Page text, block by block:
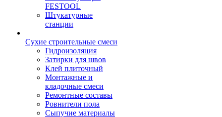
FESTOOL
Штукатурные
станции
Сухие строительные смеси
Гидроизоляция
Затирки для швов
Клей плиточный
Монтажные и
кладочные смеси
Ремонтные составы
Ровнители пола
Сыпучие материалы